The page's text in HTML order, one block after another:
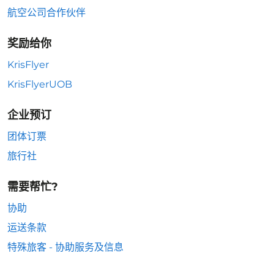
航空公司合作伙伴
奖励给你
KrisFlyer
KrisFlyerUOB
企业预订
团体订票
旅行社
需要帮忙?
协助
运送条款
特殊旅客 - 协助服务及信息